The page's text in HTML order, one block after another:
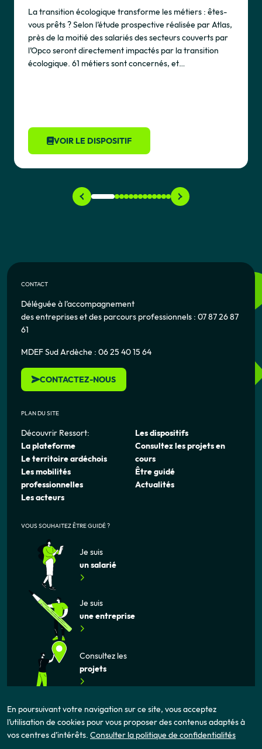
La transition écologique transforme les métiers : êtes-
vous prêts ? Selon l’étude prospective réalisée par Atlas,
près de la moitié des salariés des secteurs couverts par
l’Opco seront directement impactés par la transition
écologique. 61 métiers sont concernés, et…
VOIR LE DISPOSITIF
En poursuivant votre navigation sur ce site, vous acceptez
l’utilisation de cookies pour vous proposer des contenus adaptés à
vos centres d’intérêts. Consulter la politique de confidentialités
CONTACT
Déléguée à l’accompagnement
des entreprises et des parcours professionnels : 07 87 26 87
61
MDEF Sud Ardèche : 06 25 40 15 64
CONTACTEZ-NOUS
PLAN DU SITE
Découvrir Ressort:
La plateforme
Le territoire ardéchois
Les mobilités
professionnelles
Les acteurs
Les dispositifs
Consultez les projets en
cours
Être guidé
Actualités
VOUS SOUHAITEZ ÊTRE GUIDÉ ?
Je suis
un salarié
Je suis
une entreprise
Consultez les
projets